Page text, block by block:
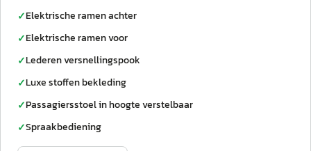
✓Elektrische ramen achter
✓Elektrische ramen voor
✓Lederen versnellingspook
✓Luxe stoffen bekleding
✓Passagiersstoel in hoogte verstelbaar
✓Spraakbediening